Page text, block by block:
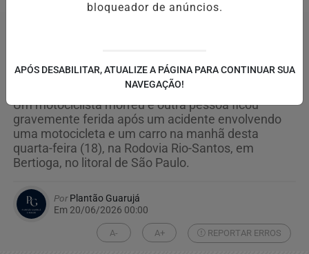
que fazia retorno proibido na Rio-Santos,
Um motociclista morreu e outra pessoa ficou
gravemente ferida após um acidente envolvendo
uma motocicleta e um carro na manhã desta
quarta-feira (18), na Rodovia Rio-Santos, em
Bertioga, no litoral de São Paulo.
PorPlantão Guarujá
Em 20/06/2026 00:00
A- A+ REPORTAR ERROS
bloqueador de anúncios.
APÓS DESABILITAR, ATUALIZE A PÁGINA PARA CONTINUAR SUA
NAVEGAÇÃO!